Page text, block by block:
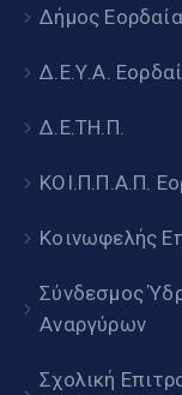
Δήμος
Δ.Ε.Υ.Α.
Δ.Ε.ΤΗ.Π.
ΚΟΙ.Π.Π.Α.Π.
Κοινωφελής
Σύνδεσμος
Αναργύρων
Σχολική